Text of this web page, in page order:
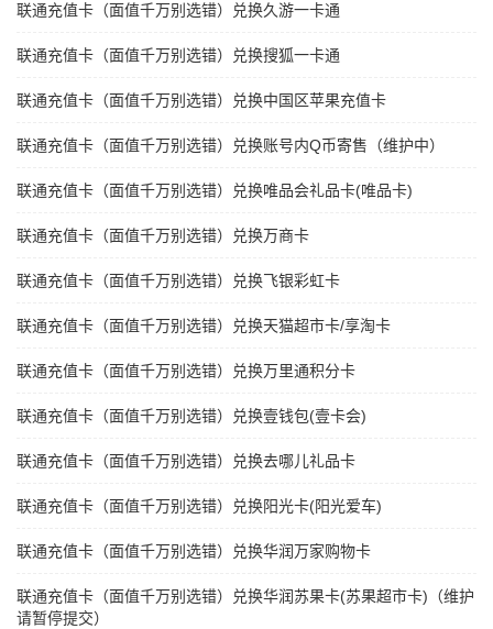
联通充值卡（面值千万别选错）兑换久游一卡通
联通充值卡（面值千万别选错）兑换搜狐一卡通
联通充值卡（面值千万别选错）兑换中国区苹果充值卡
联通充值卡（面值千万别选错）兑换账号内Q币寄售（维护中）
联通充值卡（面值千万别选错）兑换唯品会礼品卡(唯品卡)
联通充值卡（面值千万别选错）兑换万商卡
联通充值卡（面值千万别选错）兑换飞银彩虹卡
联通充值卡（面值千万别选错）兑换天猫超市卡/享淘卡
联通充值卡（面值千万别选错）兑换万里通积分卡
联通充值卡（面值千万别选错）兑换壹钱包(壹卡会)
联通充值卡（面值千万别选错）兑换去哪儿礼品卡
联通充值卡（面值千万别选错）兑换阳光卡(阳光爱车)
联通充值卡（面值千万别选错）兑换华润万家购物卡
联通充值卡（面值千万别选错）兑换华润苏果卡(苏果超市卡)（维护
请暂停提交）